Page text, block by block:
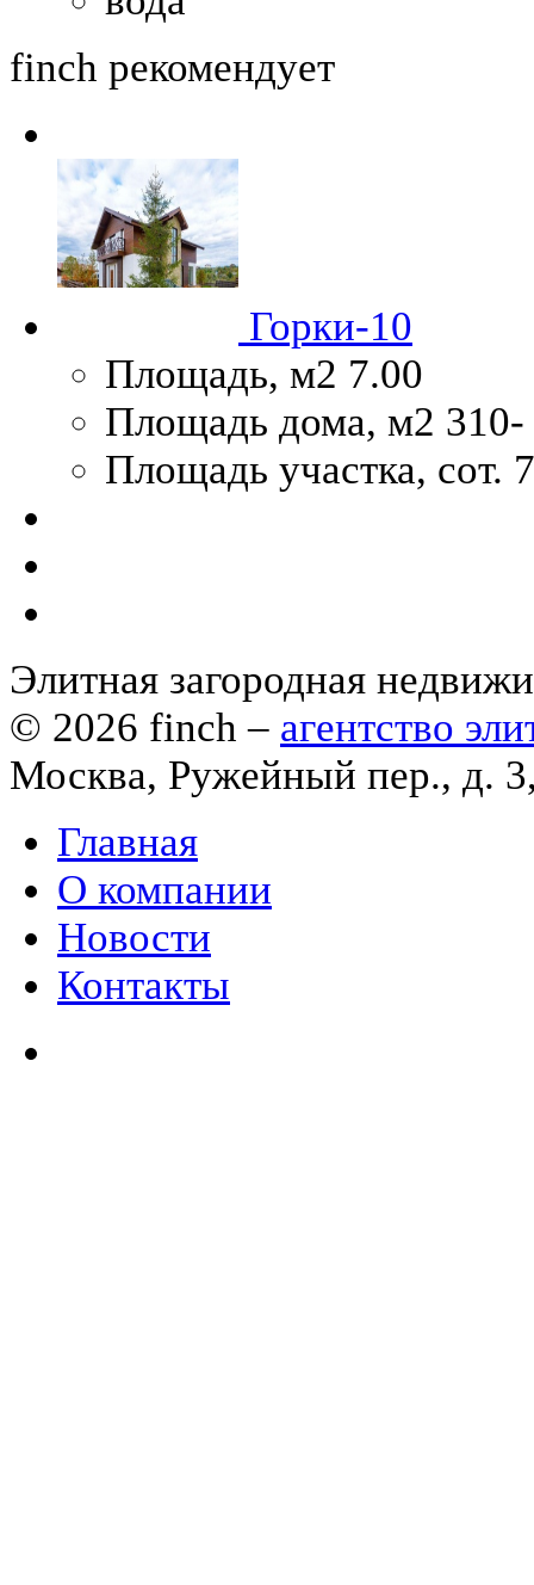
finch рекомендует
Горки-10
Площадь, м2 7.00
Площадь дома, м2 310-
Площадь участка, сот.
Элитная загородная
© 2026 finch – агентство
Москва, Ружейный пер., д.
Главная
О компании
Новости
Контакты